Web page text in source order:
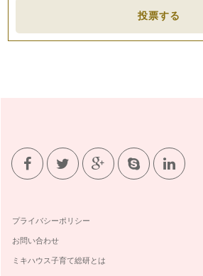
ピアノの楽しみ方「６１」譜読みをする
こと多いのは、先生から出された宿題…
半だと思いますが、ピアノのレッスン…
ピアノの楽しみ方「５８」室内楽をみん
ピアノの楽しみ方「５７」宿題の取り組
ピアノや音楽を理解する、スコアを見て
がなくても弾けるようになるには。 …
投票する
プライバシーポリシー
お問い合わせ
ミキハウス子育て総研とは